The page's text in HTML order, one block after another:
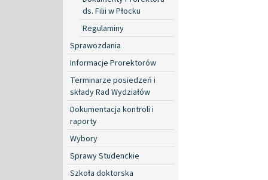
ds. Filii w Płocku
Regulaminy
Sprawozdania
Informacje Prorektorów
Terminarze posiedzeń i
składy Rad Wydziałów
Dokumentacja kontroli i
raporty
Wybory
Sprawy Studenckie
Szkoła doktorska